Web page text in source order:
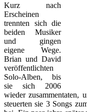
Kurz nach
Erscheinen
trennten sich die
beiden Musiker
und gingen
eigene Wege.
Brian und David
veröffentlichten
Solo-Alben, bis
sie sich 2006
wieder zusammentaten,
steuerten sie 3 Songs